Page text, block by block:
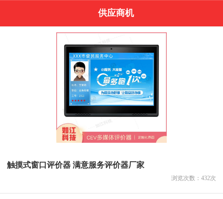
供应商机
触摸式窗口评价器 满意服务评价器厂家
浏览次数： 432次